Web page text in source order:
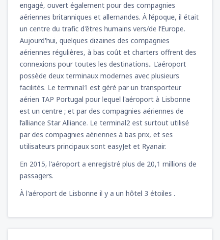
engagé, ouvert également pour des compagnies
aériennes britanniques et allemandes. À l’époque, il était
un centre du trafic d'êtres humains vers/de l’Europe.
Aujourd'hui, quelques dizaines des compagnies
aériennes régulières, à bas coût et charters offrent des
connexions pour toutes les destinations.. L’aéroport
possède deux terminaux modernes avec plusieurs
facilités. Le terminal1 est géré par un transporteur
aérien TAP Portugal pour lequel l'aéroport à Lisbonne
est un centre ; et par des compagnies aériennes de
l’alliance Star Alliance. Le terminal2 est surtout utilisé
par des compagnies aériennes à bas prix, et ses
utilisateurs principaux sont easyJet et Ryanair.
En 2015, l'aéroport a enregistré plus de 20,1 millions de
passagers.
À l'aéroport de Lisbonne il y a un hôtel 3 étoiles .